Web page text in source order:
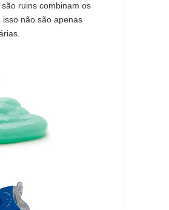
ruins combinam os
não são apenas